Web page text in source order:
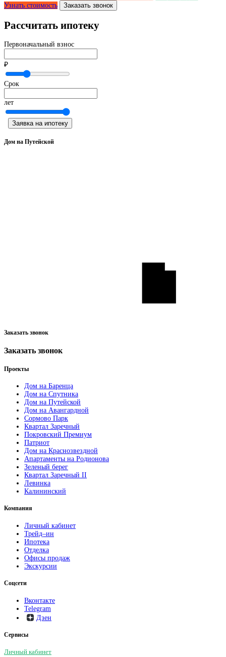
Узнать стоимость
Заказать звонок
Рассчитать ипотеку
Первоначальный взнос
₽
Срок
лет
Заявка на ипотеку
Дом на Путейской
Заказать звонок
Заказать звонок
Проекты
Дом на Баренца
Дом на Спутника
Дом на Путейской
Дом на Авангардной
Сормово Парк
Квартал Заречный
Покровский Премиум
Патриот
Дом на Краснозвездной
Апартаменты на Родионова
Зеленый берег
Квартал Заречный II
Левинка
Калининский
Компания
Личный кабинет
Трейд–ин
Ипотека
Отделка
Офисы продаж
Экскурсии
Соцсети
Вконтакте
Telegram
Дзен
Сервисы
Личный кабинет